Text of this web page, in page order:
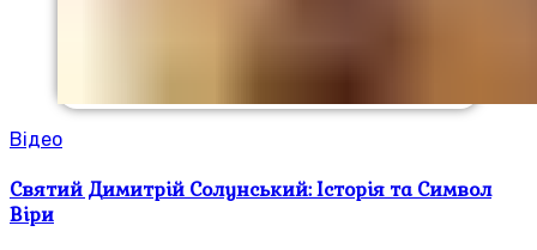
Відео
Святий Димитрій Солунський: Історія та Символ
Віри